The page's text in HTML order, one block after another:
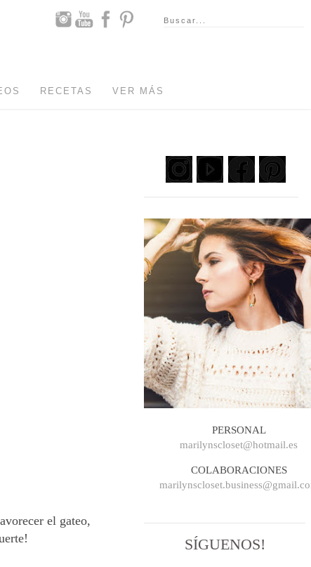
RECETAS VER MÁS
el gateo,
PERSONAL
marilynscloset@hotmail.es
COLABORACIONES
SÍGUENOS!